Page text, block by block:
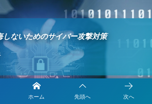
ロセスの概要 P-06 卸売業の業種特化型
金（旧IT導入補助金）の業務プロセス
ホーム 先頭へ 次へ